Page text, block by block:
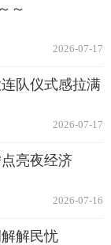
～
2026-07-17
队仪式感拉满
2026-07-17
亮夜经济
2026-07-16
解民忧